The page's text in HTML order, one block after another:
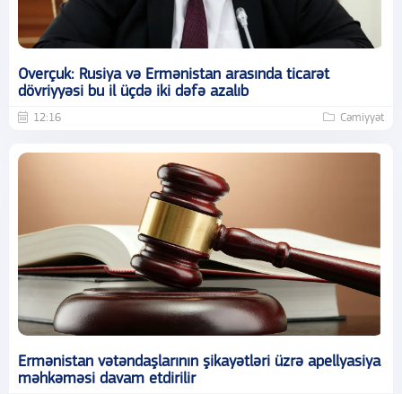
Overçuk: Rusiya və Ermənistan arasında ticarət
dövriyyəsi bu il üçdə iki dəfə azalıb
12:16 Cəmiyyət
Ermənistan vətəndaşlarının şikayətləri üzrə apellyasiya
məhkəməsi davam etdirilir